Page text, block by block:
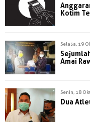
Kotim
Selasa, 19
Amai
Senin, 18
Dua